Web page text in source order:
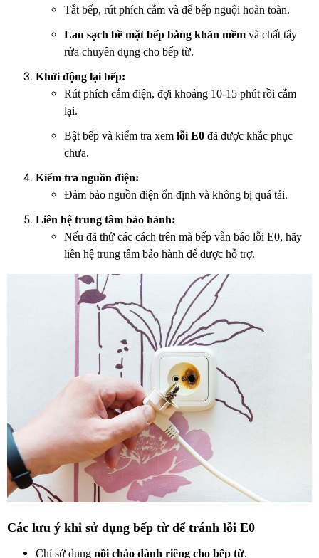
Tắt bếp, rút phích cắm và để bếp nguội hoàn toàn.
Lau sạch bề mặt bếp bằng khăn mềm và chất tẩy
rửa chuyên dụng cho bếp từ.
Khởi động lại bếp:
Rút phích cắm điện, đợi khoảng 10-15 phút rồi cắm
lại.
Bật bếp và kiểm tra xem lỗi E0 đã được khắc phục
chưa.
Kiểm tra nguồn điện:
Đảm bảo nguồn điện ổn định và không bị quá tải.
Liên hệ trung tâm bảo hành:
Nếu đã thử các cách trên mà bếp vẫn báo lỗi E0, hãy
liên hệ trung tâm bảo hành để được hỗ trợ.
Các lưu ý khi sử dụng bếp từ để tránh lỗi E0
Chỉ sử dụng nồi chảo dành riêng cho bếp từ.